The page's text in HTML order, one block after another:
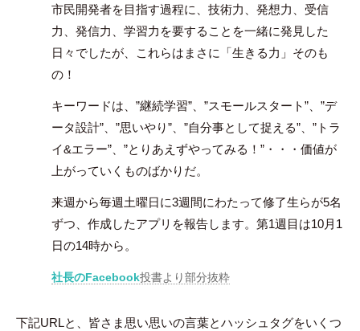
市民開発者を目指す過程に、技術力、発想力、受信
力、発信力、学習力を要することを一緒に発見した
日々でしたが、これらはまさに「生きる力」そのも
の！
キーワードは、”継続学習”、”スモールスタート”、”デ
ータ設計”、”思いやり”、”自分事として捉える”、”トラ
イ&エラー”、”とりあえずやってみる！”・・・価値が
上がっていくものばかりだ。
来週から毎週土曜日に3週間にわたって修了生らが5名
ずつ、作成したアプリを報告します。第1週目は10月1
日の14時から。
社長のFacebook投書より部分抜粋
下記URLと、皆さま思い思いの言葉とハッシュタグをいくつ